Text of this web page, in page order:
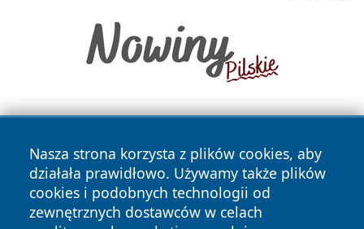
Nasza strona korzysta z plików cookies, aby
działała prawidłowo. Używamy także plików
cookies i podobnych technologii od
zewnętrznych dostawców w celach
Copyright © 2026 zycieboleslawca.pl Wszystkie prawa